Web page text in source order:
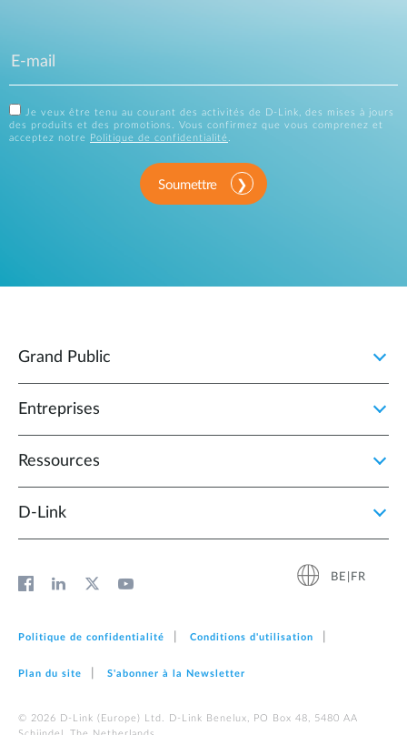
Je veux être tenu au courant des activités de D-Link, des mises à jours
des produits et des promotions. Vous confirmez que vous comprenez et
acceptez notre
Politique de confidentialité
Soumettre
Grand Public
Entreprises
Ressources
D‑Link
BE|FR
Politique de confidentialité Conditions d'utilisation
Plan du site S'abonner à la Newsletter
© 2026 D‑Link (Europe) Ltd. D-Link Benelux, PO Box 48, 5480 AA